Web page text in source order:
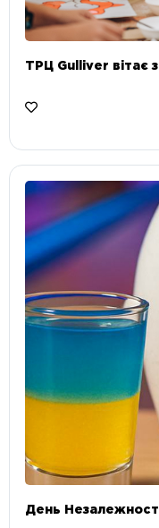
ТРЦ Gulliver вітає
День